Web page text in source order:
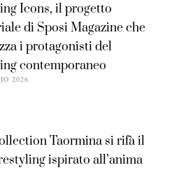
Icons, il progetto
di Sposi Magazine che
i protagonisti del
contemporaneo
2026
Taormina si rifà il
ispirato all’anima